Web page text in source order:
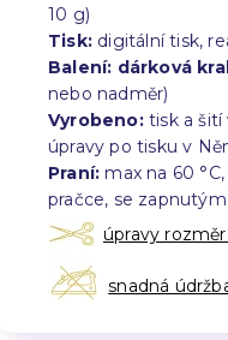
10 g)
Tisk: digitální tisk,
Balení: dárková
nebo nadměr)
Vyrobeno:tisk a šití
úpravy po tisku v
Praní: max na 60
pračce, se
úpravy
snadná